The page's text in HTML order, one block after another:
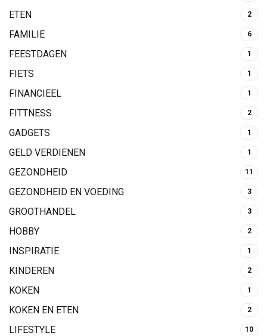
ETEN
2
FAMILIE 6
FEESTDAGEN 1
FIETS 1
FINANCIEEL 1
FITTNESS 2
GADGETS 1
GELD VERDIENEN 1
GEZONDHEID 11
GEZONDHEID EN VOEDING 3
GROOTHANDEL 3
HOBBY 2
INSPIRATIE 1
KINDEREN 2
KOKEN 1
KOKEN EN ETEN 2
LIFESTYLE 10